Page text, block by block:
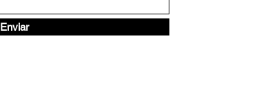
Enviar